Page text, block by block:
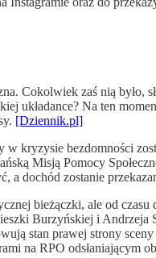
Cokolwiek zaś nią było,
układance? Na ten
[Dziennik.pl]
kryzysie bezdomności
Misją Pomocy
a dochód zostanie
bieżączki, ale od
Burzyńskiej i
stan prawej strony
na RPO odsłaniającym